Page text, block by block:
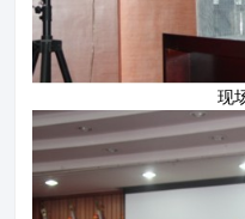
现